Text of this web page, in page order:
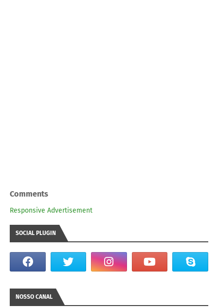
Comments
Responsive Advertisement
SOCIAL PLUGIN
NOSSO CANAL